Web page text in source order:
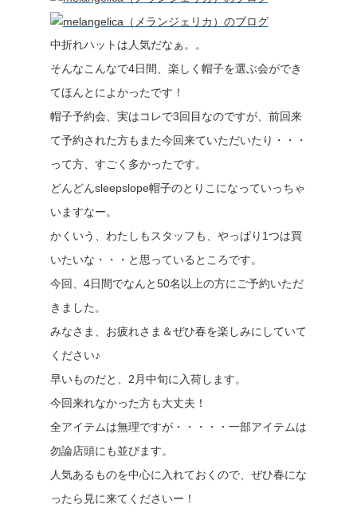
中折れハットは人気だなぁ。。
そんなこんなで4日間、楽しく帽子を選ぶ会ができ
てほんとによかったです！
帽子予約会、実はコレで3回目なのですが、前回来
て予約された方もまた今回来ていただいたり・・・
って方、すごく多かったです。
どんどんsleepslope帽子のとりこになっていっちゃ
いますなー。
かくいう、わたしもスタッフも、やっぱり1つは買
いたいな・・・と思っているところです。
今回、4日間でなんと50名以上の方にご予約いただ
きました。
みなさま、お疲れさま＆ぜひ春を楽しみにしていて
ください♪
早いものだと、2月中旬に入荷します。
今回来れなかった方も大丈夫！
全アイテムは無理ですが・・・・・一部アイテムは
勿論店頭にも並びます。
人気あるものを中心に入れておくので、ぜひ春にな
ったら見に来てくださいー！